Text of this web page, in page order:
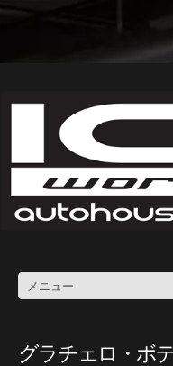
グラチェロ・ボ